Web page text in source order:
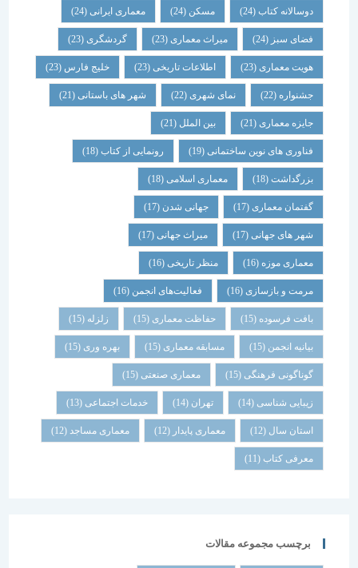
دوسالانه کتاب(24) مسکن (24) معماری ایرانی(24)
فضای سبز(24) میراث معماری (23) گردشگری (23)
هویت معماری (23) اطلاعات تاریخی(23) خلیج فارس(23)
جشنواره(22) نمای شهری(22) شهر های باستانی (21)
جایزه معماری (21) بین الملل(21)
فناوری های نوین ساختمانی(19) رونمایی از کتاب (18)
بزرگداشت (18) معماری اسلامی(18)
گفتمان معماری (17) جهانی شدن(17)
شهر های جهانی(17) میراث جهانی(17)
معماری موزه(16) منظر تاریخی (16)
مرمت و بازسازی(16) فعالیت‌های انجمن(16)
بافت فرسوده (15) حفاظت معماری (15) زلزله
بیانیه انجمن(15) مسابقه معماری (15) بهره وری(15)
گوناگونی فرهنگی (15) معماری صنعتی(15)
زیبایی شناسی (14) تهران خدمات اجتماعی (13)
استان سال(12) معماری پایدار (12) معماری مساجد(12)
معرفی کتاب(11)
برچسب مجموعه مقالات